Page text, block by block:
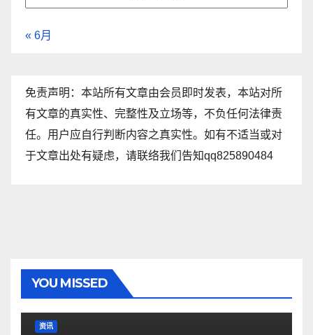
« 6月
免责声明：本站所有文章由会员即时发表，本站对所
有文章的真实性、完整性及立场等，不负任何法律责
任。用户应自行判断内容之真实性。如有不适当或对
于文章出处有疑虑，请联络我们告知qq825890484
YOU MISSED
资讯